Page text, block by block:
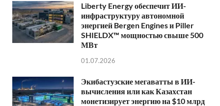
Liberty Energy обеспечит ИИ-
инфраструктуру автономной
энергией Bergen Engines и Piller
SHIELDX™ мощностью свыше 500
МВт
01.07.2026
Экибастузские мегаватты в ИИ-
вычисления или как Казахстан
монетизирует энергию на $10 млрд